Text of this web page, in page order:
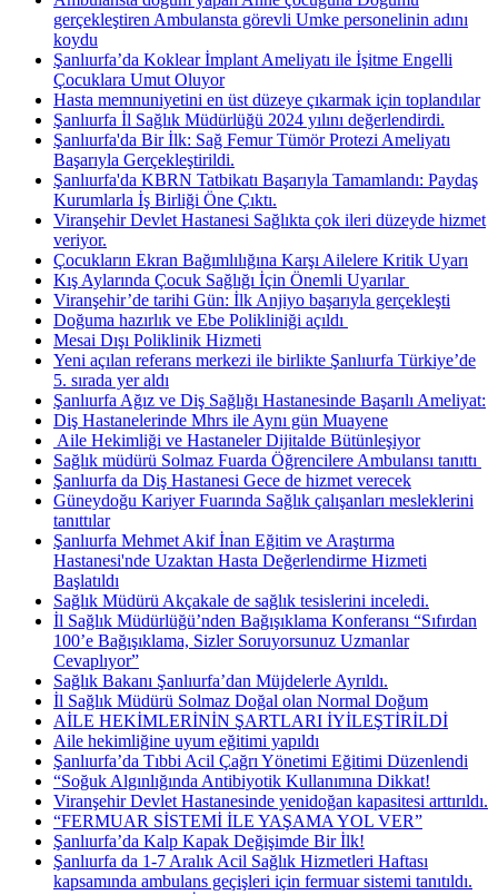
gerçekleştiren Ambulansta görevli Umke personelinin adını
koydu
Şanlıurfa’da Koklear İmplant Ameliyatı ile İşitme Engelli
Çocuklara Umut Oluyor
Hasta memnuniyetini en üst düzeye çıkarmak için toplandılar
Şanlıurfa İl Sağlık Müdürlüğü 2024 yılını değerlendirdi.
Şanlıurfa'da Bir İlk: Sağ Femur Tümör Protezi Ameliyatı
Başarıyla Gerçekleştirildi.
Şanlıurfa'da KBRN Tatbikatı Başarıyla Tamamlandı: Paydaş
Kurumlarla İş Birliği Öne Çıktı.
Viranşehir Devlet Hastanesi Sağlıkta çok ileri düzeyde hizmet
veriyor.
Çocukların Ekran Bağımlılığına Karşı Ailelere Kritik Uyarı
Kış Aylarında Çocuk Sağlığı İçin Önemli Uyarılar ​
Viranşehir’de tarihi Gün: İlk Anjiyo başarıyla gerçekleşti
Doğuma hazırlık ve Ebe Polikliniği açıldı ​
Mesai Dışı Poliklinik Hizmeti
Yeni açılan referans merkezi ile birlikte Şanlıurfa Türkiye’de
5. sırada yer aldı
Şanlıurfa Ağız ve Diş Sağlığı Hastanesinde Başarılı Ameliyat:
Diş Hastanelerinde Mhrs ile Aynı gün Muayene
​ Aile Hekimliği ve Hastaneler Dijitalde Bütünleşiyor
Sağlık müdürü Solmaz Fuarda Öğrencilere Ambulansı tanıttı ​
Şanlıurfa da Diş Hastanesi Gece de hizmet verecek
Güneydoğu Kariyer Fuarında Sağlık çalışanları mesleklerini
tanıttılar
Şanlıurfa Mehmet Akif İnan Eğitim ve Araştırma
Hastanesi'nde Uzaktan Hasta Değerlendirme Hizmeti
Başlatıldı
Sağlık Müdürü Akçakale de sağlık tesislerini inceledi.
İl Sağlık Müdürlüğü’nden Bağışıklama Konferansı “Sıfırdan
100’e Bağışıklama, Sizler Soruyorsunuz Uzmanlar
Cevaplıyor”
Sağlık Bakanı Şanlıurfa’dan Müjdelerle Ayrıldı.
İl Sağlık Müdürü Solmaz Doğal olan Normal Doğum
AİLE HEKİMLERİNİN ŞARTLARI İYİLEŞTİRİLDİ
Aile hekimliğine uyum eğitimi yapıldı
Şanlıurfa’da Tıbbi Acil Çağrı Yönetimi Eğitimi Düzenlendi
“Soğuk Algınlığında Antibiyotik Kullanımına Dikkat!
Viranşehir Devlet Hastanesinde yenidoğan kapasitesi arttırıldı.
“FERMUAR SİSTEMİ İLE YAŞAMA YOL VER”
Şanlıurfa’da Kalp Kapak Değişimde Bir İlk!
Şanlıurfa da 1-7 Aralık Acil Sağlık Hizmetleri Haftası
kapsamında ambulans geçişleri için fermuar sistemi tanıtıldı.